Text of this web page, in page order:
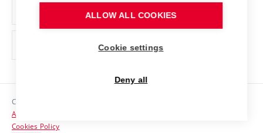
Support and development of employees and students
Contacts
Copyright © 2026 VUT
Accessibility Statement
Cookies Policy
ALLOW ALL COOKIES
Cookie settings
Deny all